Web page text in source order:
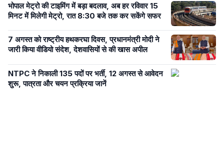
भोपाल मेट्रो की टाइमिंग में बड़ा बदलाव, अब हर रविवार 15
मिनट में मिलेगी मेट्रो, रात 8:30 बजे तक कर सकेंगे सफर
7 अगस्त को राष्ट्रीय हथकरघा दिवस, प्रधानमंत्री मोदी ने
जारी किया वीडियो संदेश, देशवासियों से की खास अपील
NTPC ने निकाली 135 पदों पर भर्ती, 12 अगस्त से आवेदन
शुरू, पात्रता और चयन प्रक्रिया जानें